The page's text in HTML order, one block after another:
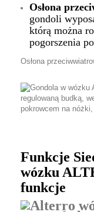
Osłona
gondoli
którą można
pogorszenia
Osłona
Funkcje
wózku
funkcje